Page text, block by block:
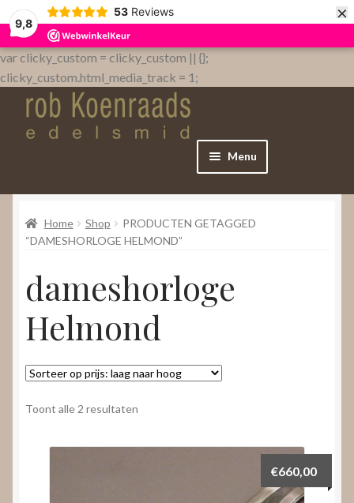
9,8
53 Reviews ×
var clicky_custom = clicky_custom || {};
clicky_custom.html_media_track = 1;
Menu
Home
WebShop
Over
Contact
Nieuws
Video’s
Home Shop
PRODUCTEN GETAGGED
“DAMESHORLOGE HELMOND”
dameshorloge
Helmond
Toont alle 2 resultaten
€660,00